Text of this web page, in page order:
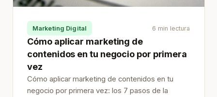
Marketing Digital 6 min lectura
Cómo aplicar marketing de
contenidos en tu negocio por primera
vez
Cómo aplicar marketing de contenidos en tu
negocio por primera vez: los 7 pasos de la